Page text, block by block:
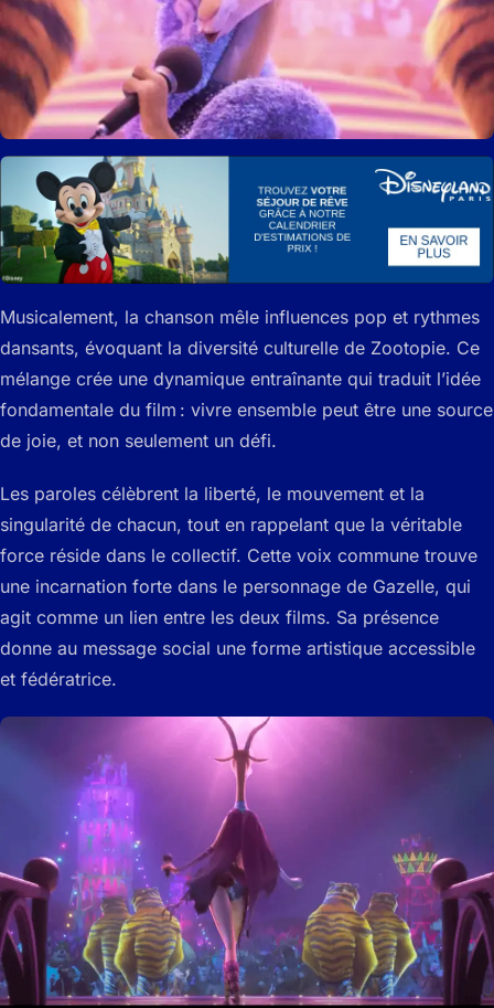
Musicalement, la chanson mêle influences pop et rythmes
dansants, évoquant la diversité culturelle de Zootopie. Ce
mélange crée une dynamique entraînante qui traduit l’idée
fondamentale du film : vivre ensemble peut être une source
de joie, et non seulement un défi.
Les paroles célèbrent la liberté, le mouvement et la
singularité de chacun, tout en rappelant que la véritable
force réside dans le collectif. Cette voix commune trouve
une incarnation forte dans le personnage de Gazelle, qui
agit comme un lien entre les deux films. Sa présence
donne au message social une forme artistique accessible
et fédératrice.